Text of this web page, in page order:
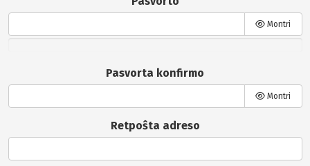
Montri
Pasvorta konfirmo
Montri
Retpoŝta adreso